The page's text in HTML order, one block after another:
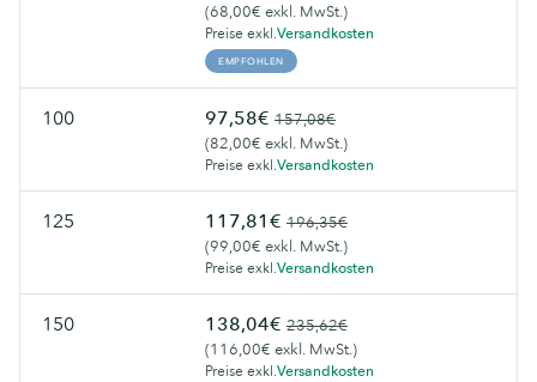
(68,00€ exkl. MwSt.)
Preise exkl.Versandkosten
EMPFOHLEN
100 97,58€ 157,08€
(82,00€ exkl. MwSt.)
Preise exkl.Versandkosten
125 117,81€ 196,35€
(99,00€ exkl. MwSt.)
Preise exkl.Versandkosten
150 138,04€ 235,62€
(116,00€ exkl. MwSt.)
Preise exkl.Versandkosten